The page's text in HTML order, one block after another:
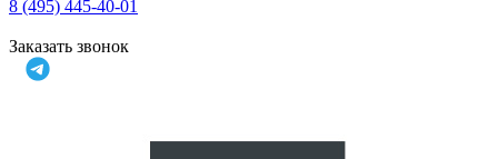
8 (495) 445-40-01
Заказать звонок